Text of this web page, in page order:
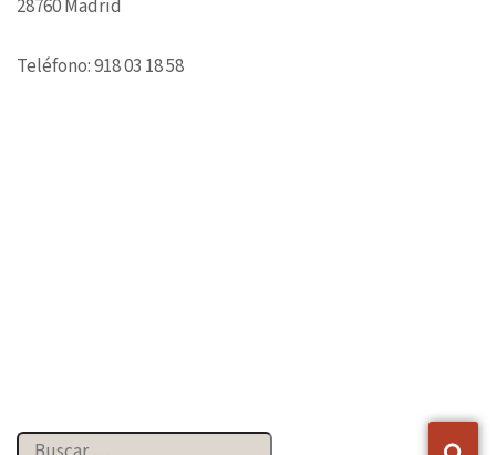
28760 Madrid
Teléfono: 918 03 18 58